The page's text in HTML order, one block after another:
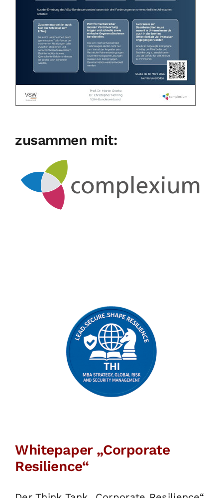
zusammen mit:
Whitepaper „Corporate
Resilience“